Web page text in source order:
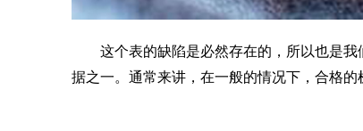
这个表的缺陷是必然存在的，所以也是我
据之一。通常来讲，在一般的情况下，合格